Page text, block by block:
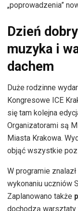
„poprowadzenia”
Dzień
muzyka i
dachem
Duże rodzinne
Kongresowe ICE
się tam kolejna
Organizatorami są
Miasta Krakowa.
objąć wszystkie
W programie
wykonaniu uczniów
Zaplanowano także
dochodzą warsztaty